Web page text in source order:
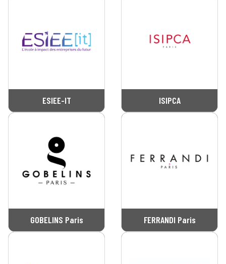
ESIEE-IT ISIPCA
GOBELINS Paris FERRANDI Paris